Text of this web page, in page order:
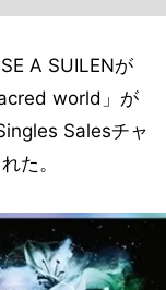
A SUILENが
world」が
Salesチャ
た。